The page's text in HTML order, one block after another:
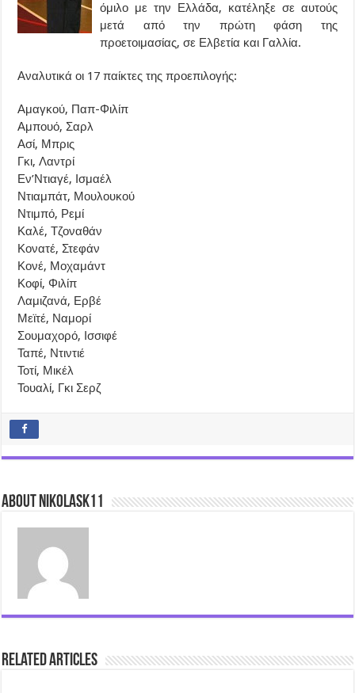
όμιλο με την Ελλάδα, κατέληξε σε αυτούς
μετά από την πρώτη φάση της
προετοιμασίας, σε Ελβετία και Γαλλία.
Αναλυτικά οι 17 παίκτες της προεπιλογής:
Αμαγκού, Παπ-Φιλίπ
Αμπουό, Σαρλ
Ασί, Μπρις
Γκι, Λαντρί
Εν’Ντιαγέ, Ισμαέλ
Ντιαμπάτ, Μουλουκού
Ντιμπό, Ρεμί
Καλέ, Τζοναθάν
Κονατέ, Στεφάν
Κονέ, Μοχαμάντ
Κοφί, Φιλίπ
Λαμιζανά, Ερβέ
Μεϊτέ, Ναμορί
Σουμαχορό, Ισσιφέ
Ταπέ, Ντιντιέ
Τοτί, Μικέλ
Τουαλί, Γκι Σερζ
About nikolask11
Related Articles